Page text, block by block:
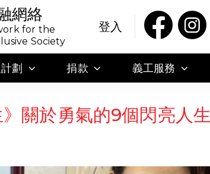
網絡
for the
Society
登入
劃 捐款 義工服務
關於勇氣的9個閃亮人生